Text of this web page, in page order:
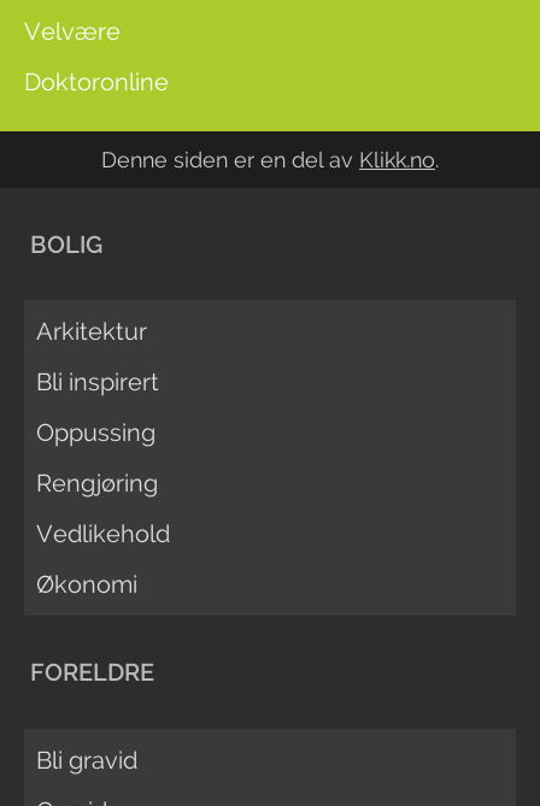
Velvære
Doktoronline
Denne siden er en del av Klikk.no.
BOLIG
Arkitektur
Bli inspirert
Oppussing
Rengjøring
Vedlikehold
Økonomi
FORELDRE
Bli gravid